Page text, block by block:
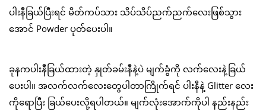
ပါးနီခြယ်ပြီးရင် မိတ်ကပ်သား သိပ်သိပ်ညက်ညက်လေးဖြစ်သွား
အောင် Powder ပုတ်ပေးပါ။
ခုနကပါးနီခြယ်ထားတဲ့ နှုတ်ခမ်းနီနဲ့ပဲ မျက်ခွံကို လက်လေးနဲ့ခြယ်
ပေးပါ။ အလက်လက်လေးတွေပါတာကြိုက်ရင် ပါးနီနဲ့ Glitter လေး
ကိုရောပြီး ခြယ်ပေးလို့ရပါတယ်။ မျက်လုံးအောက်ကိုပါ နည်းနည်း